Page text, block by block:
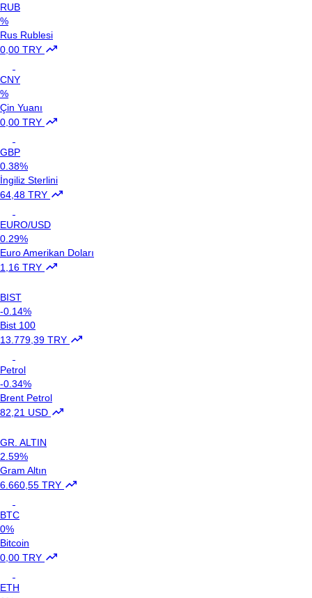
RUB
%
Rus Rublesi
0,00 TRY
CNY
%
Çin Yuanı
0,00 TRY
GBP
0.38%
İngiliz Sterlini
64,48 TRY
EURO/USD
0.29%
Euro Amerikan Doları
1,16 TRY
BIST
-0.14%
Bist 100
13.779,39 TRY
Petrol
-0.34%
Brent Petrol
82,21 USD
GR. ALTIN
2.59%
Gram Altın
6.660,55 TRY
BTC
0%
Bitcoin
0,00 TRY
ETH